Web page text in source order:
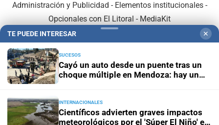
Administración y Publicidad - Elementos institucionales-
Opcionales con El Litoral - MediaKit
En Asociación con:
TE PUEDE INTERESAR ✕
SUCESOS
Cayó un auto desde un puente tras un
choque múltiple en Mendoza: hay un
INTERNACIONALES
Científicos advierten graves impactos
meteorológicos por el 'Súper El Niño' en